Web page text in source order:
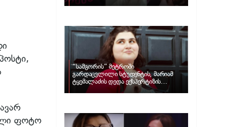
ფოტო
“სამგორის” მეტროში
გარდაცვლილი სტუდენტის, მარიამ
ტყემალაძის დედა ექსპერტიზის
პასუხს აქვეყნებს – რა გახდა გოგონას